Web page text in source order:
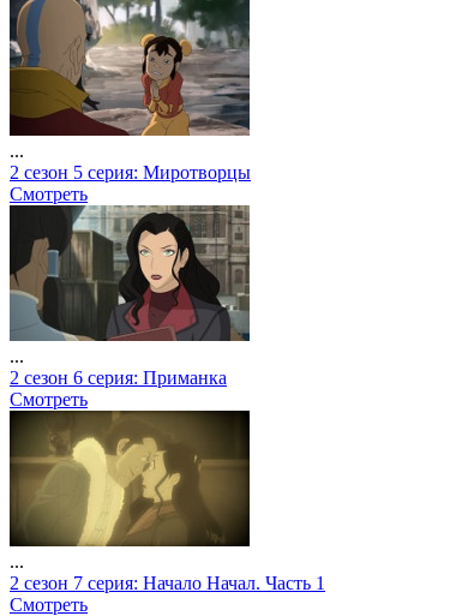
...
2 сезон 5 серия: Миротворцы
Смотреть
...
2 сезон 6 серия: Приманка
Смотреть
...
2 сезон 7 серия: Начало Начал. Часть 1
Смотреть